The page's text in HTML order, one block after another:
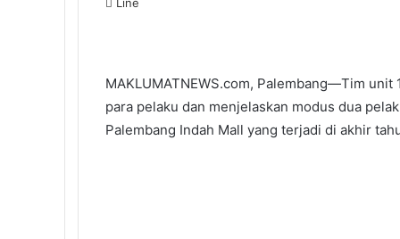
MAKLUMATNEWS.com, Palembang—Tim
para pelaku dan menjelaskan modus dua
Palembang Indah Mall yang terjadi di akhir